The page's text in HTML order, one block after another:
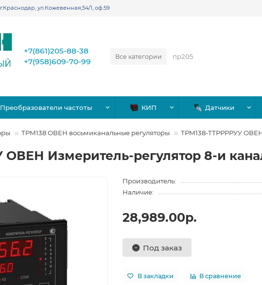
ул.Кожевенная,54/1, оф.59
Все категории
+7(861)205-88-38
+7(958)609-70-99
Преобразователи частоты КИП Датчики
ТРМ138 ОВЕН восьмиканальные регуляторы ТРМ138-ТТРРРРУУ ОВЕН
Измеритель-регулятор 8-и
Производитель:
Наличие:
28,989.00р.
Под заказ
В закладки В сравнение